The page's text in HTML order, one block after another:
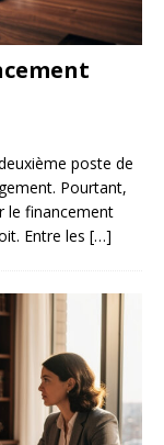
poste de
Pourtant,
le financement
Entre les […]